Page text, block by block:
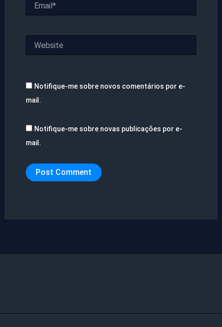
Notifique-me sobre novos comentários por e-
mail.
Notifique-me sobre novas publicações por e-
mail.